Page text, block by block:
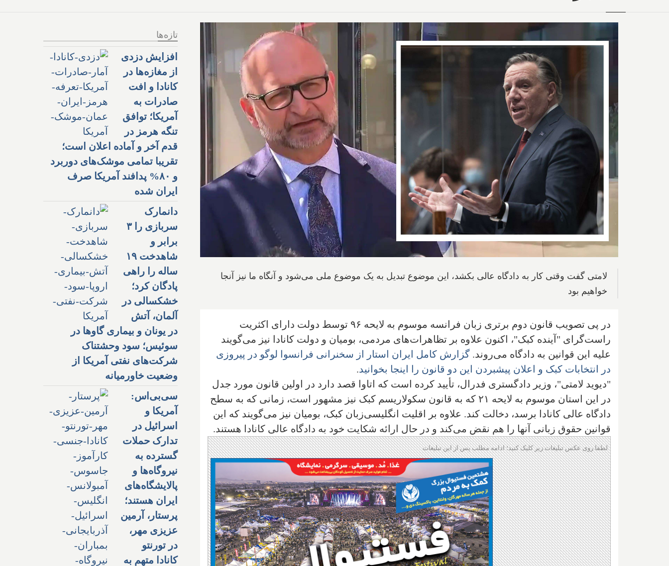
لامتی گفت وقتی کار به دادگاه عالی بکشد، این موضوع تبدیل به یک موضوع ملی می‌شود و آنگاه ما نیز آنجا
خواهیم بود
در پی تصویب قانون دوم برتری زبان فرانسه موسوم به لایحه ۹۶ توسط دولت دارای اکثریت
راست‌گرای "آینده کبک"، اکنون علاوه بر تظاهرات‌های مردمی، بومیان و دولت کانادا نیز می‌گویند
علیه این قوانین به دادگاه می‌روند. گزارش کامل ایران استار از سخنرانی فرانسوا لوگو در پیروزی
در انتخابات کبک و اعلان پیشبردن این دو قانون را اینجا بخوانید.
"دیوید لامتی"، وزیر دادگستری فدرال، تأیید کرده است که اتاوا قصد دارد در اولین قانون مورد جدل
در این استان موسوم به لایحه ۲۱ که به قانون سکولاریسم کبک نیز مشهور است، زمانی که به سطح
دادگاه عالی کانادا برسد، دخالت کند. علاوه بر اقلیت انگلیسی‌زبان کبک، بومیان نیز می‌گویند که این
قوانین حقوق زبانی آنها را هم نقض می‌کند و در حال ارائه شکایت خود به دادگاه عالی کانادا هستند.
لطفا روی عکس تبلیغات زیر کلیک کنید؛ ادامه مطلب پس از این تبلیغات
تازه‌ها
افزایش دزدی
از مغازه‌ها در
کانادا و افت
صادرات به
آمریکا؛ توافق
تنگه هرمز در
قدم آخر و آماده اعلان است؛
تقریبا تمامی موشک‌های دوربرد
و ۸۰% پدافند آمریکا صرف
ایران شده
دانمارک
سربازی را ۳
برابر و
شاهدخت ۱۹
ساله را راهی
پادگان کرد؛
خشکسالی در
آلمان، آتش
در یونان و بیماری گاوها در
سوئیس؛ سود وحشتناک
شرکت‌های نفتی آمریکا از
وضعیت خاورمیانه
سی‌بی‌اس:
آمریکا و
اسرائیل در
تدارک حملات
گسترده به
نیروگاه‌ها و
پالایشگاه‌های
ایران هستند؛
پرستار، آرمین
عزیزی مهر،
در تورنتو
کانادا متهم به